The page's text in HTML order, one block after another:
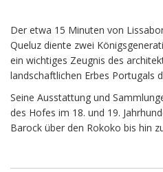
Der etwa 15 Minuten von
Queluz diente zwei
ein wichtiges Zeugnis des
landschaftlichen Erbes Portugals
Seine Ausstattung und
des Hofes im 18. und 19.
Barock über den Rokoko bis hin